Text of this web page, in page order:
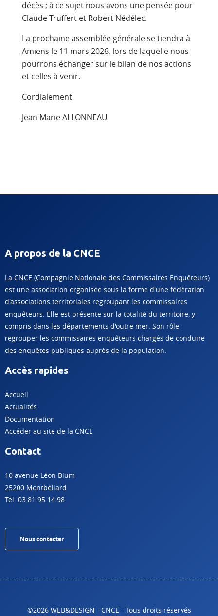
décès ; à ce sujet nous avons une pensée pour
Claude Truffert et Robert Nédélec.
La prochaine assemblée générale se tiendra à
Amiens le 11 mars 2026, lors de laquelle nous
pourrons échanger sur le bilan de nos actions
et celles à venir.
Cordialement.
Jean Marie ALLONNEAU
A propos de la CNCE
La CNCE (Compagnie Nationale des Commissaires Enquêteurs)
est une association organisée sous la forme d'une fédération
d'associations territoriales regroupant les commissaires
enquêteurs. Elle est présente sur la totalité du territoire, y
compris dans les départements d'outre mer. Son rôle :
regrouper les commissaires enquêteurs chargés de conduire
des enquêtes publiques auprès de la population.
Accès rapides
Accueil
Actualités
Documentation
Accéder au site de la CNCE
Contact
10 avenue Léon Blum
25200 Montbéliard
Tel. 03 81 95 14 98
Nous contacter
©2026 WEB&DESIGN - CNCE - Tous droits réservés